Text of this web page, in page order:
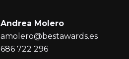
Andrea Molero
amolero@bestawards.es
686 722 296